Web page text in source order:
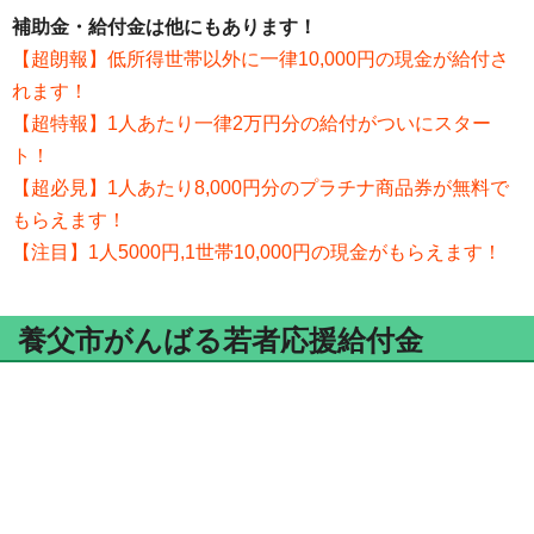
補助金・給付金は他にもあります！
【超朗報】低所得世帯以外に一律10,000円の現金が給付さ
れます！
【超特報】1人あたり一律2万円分の給付がついにスター
ト！
【超必見】1人あたり8,000円分のプラチナ商品券が無料で
もらえます！
【注目】1人5000円,1世帯10,000円の現金がもらえます！
養父市がんばる若者応援給付金